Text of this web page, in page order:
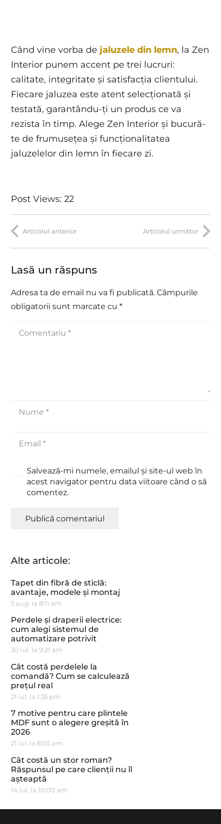
Când vine vorba de jaluzele din lemn, la Zen
Interior punem accent pe trei lucruri:
calitate, integritate și satisfacția clientului.
Fiecare jaluzea este atent selecționată și
testată, garantându-ți un produs ce va
rezista în timp. Alege Zen Interior și bucură-
te de frumusețea și funcționalitatea
jaluzelelor din lemn în fiecare zi.
Post Views: 22
Articolul anterior Articolul următor
Lasă un răspuns
Adresa ta de email nu va fi publicată. Câmpurile
obligatorii sunt marcate cu*
Salvează-mi numele, emailul și site-ul web în
acest navigator pentru data viitoare când o să
comentez.
Publică comentariul
Alte articole:
Tapet din fibră de sticlă:
avantaje, modele și montaj
5 aug. la 8:11 am
Perdele și draperii electrice:
cum alegi sistemul de
automatizare potrivit
30 iul. la 9:21 am
Cât costă perdelele la
comandă? Cum se calculează
prețul real
21 iul. la 1:35 pm
7 motive pentru care plintele
MDF sunt o alegere greșită în
2026
21 iul. la 8:05 am
Cât costă un stor roman?
Răspunsul pe care clienții nu îl
așteaptă
14 iul. la 10:00 am